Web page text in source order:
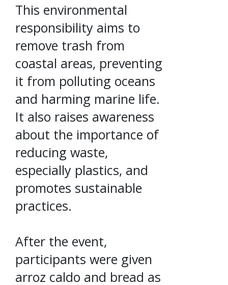
This environmental
responsibility aims to
remove trash from
coastal areas, preventing
it from polluting oceans
and harming marine life.
It also raises awareness
about the importance of
reducing waste,
especially plastics, and
promotes sustainable
practices.
After the event,
participants were given
arroz caldo and bread as